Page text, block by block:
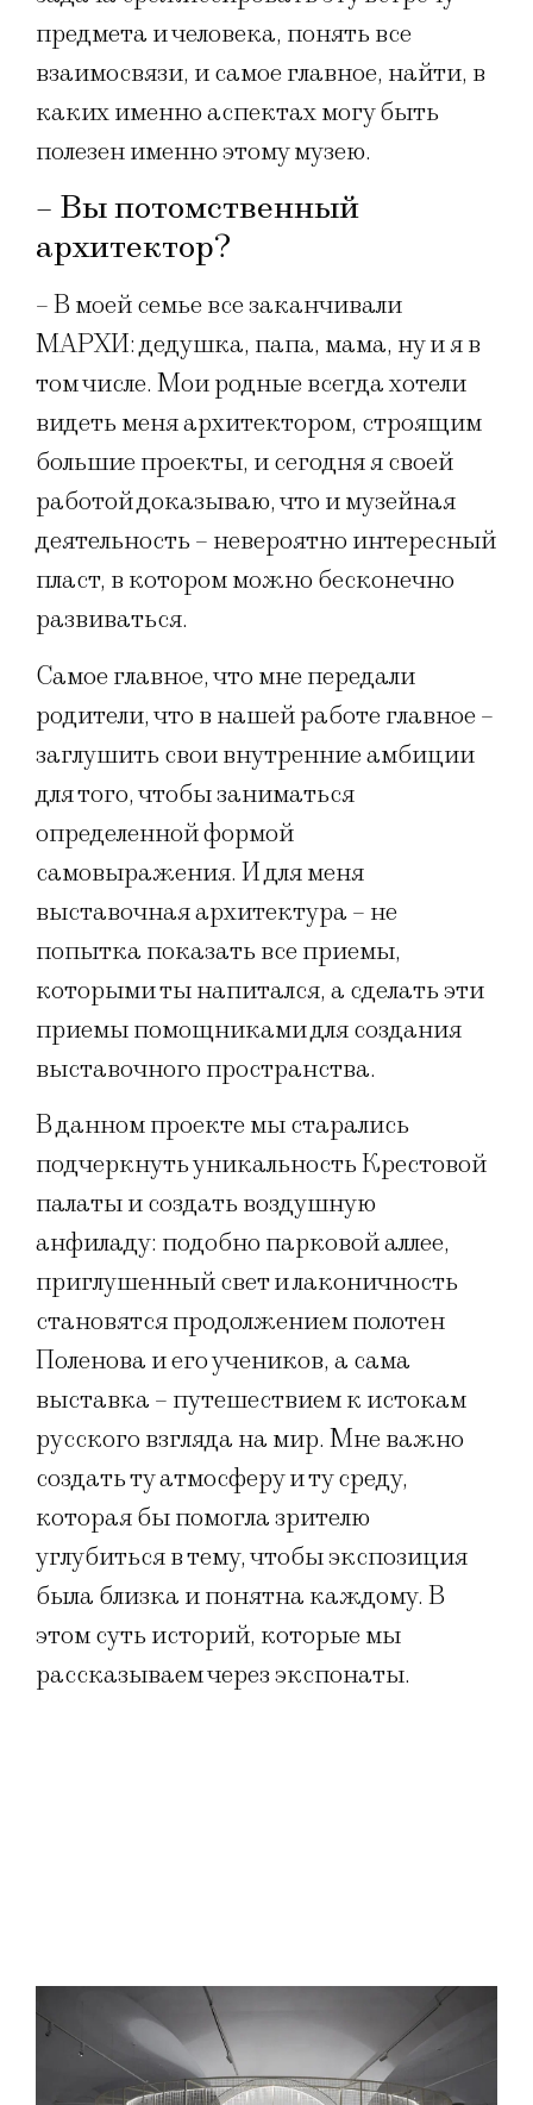
предмета и человека, понять все
взаимосвязи, и самое главное, найти, в
каких именно аспектах могу быть
полезен именно этому музею.
– Вы потомственный
архитектор?
– В моей семье все заканчивали
МАРХИ: дедушка, папа, мама, ну и я в
том числе. Мои родные всегда хотели
видеть меня архитектором, строящим
большие проекты, и сегодня я своей
работой доказываю, что и музейная
деятельность – невероятно интересный
пласт, в котором можно бесконечно
развиваться.
Самое главное, что мне передали
родители, что в нашей работе главное –
заглушить свои внутренние амбиции
для того, чтобы заниматься
определенной формой
самовыражения. И для меня
выставочная архитектура – не
попытка показать все приемы,
которыми ты напитался, а сделать эти
приемы помощниками для создания
выставочного пространства.
В данном проекте мы старались
подчеркнуть уникальность Крестовой
палаты и создать воздушную
анфиладу: подобно парковой аллее,
приглушенный свет и лаконичность
становятся продолжением полотен
Поленова и его учеников, а сама
выставка – путешествием к истокам
русского взгляда на мир. Мне важно
создать ту атмосферу и ту среду,
которая бы помогла зрителю
углубиться в тему, чтобы экспозиция
была близка и понятна каждому. В
этом суть историй, которые мы
рассказываем через экспонаты.